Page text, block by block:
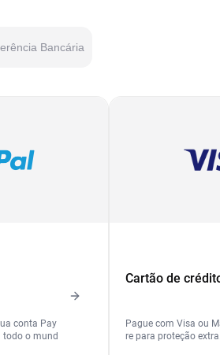
Bancária
conta Pay
todo o mund
Cartão de
Pague com Visa ou
re para proteção extra.